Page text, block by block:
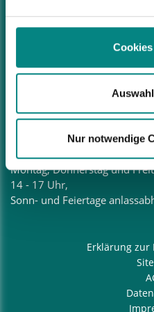
Nur notwendige
Bad Laer Touristik GmbH
Tel.:05424 2911-88
touristinfo@bad-laer.de
Öffnungszeiten
Tourist-Information
Montag – Samstag 10 – 13 Uhr,
Montag, Donnerstag und
14 - 17 Uhr,
Sonn- und Feiertage
Erklärung